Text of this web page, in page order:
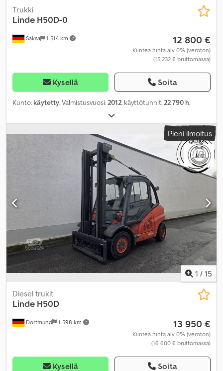
Saksa 1 514 km
Trukki
Linde H50D-0
12 800 €
Kiinteä hinta alv 0% (veroton)
(15 232 € bruttomassa)
Kysellä Soita
Kunto: käytetty, Valmistusvuosi:2012, käyttötunnit:22 790 h,
Pieni ilmoitus
1 / 15
Dortmund 1 598 km
Diesel trukit
Linde H50D
13 950 €
Kiinteä hinta alv 0% (veroton)
(16 600 € bruttomassa)
Kysellä Soita